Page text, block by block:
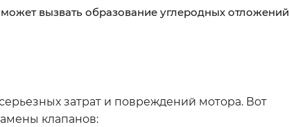
вызвать образование углеродных отложений
затрат и повреждений мотора. Вот
клапанов: